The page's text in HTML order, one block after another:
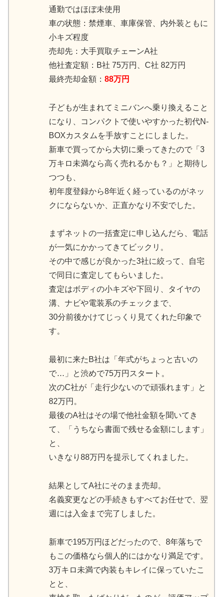
通勤ではほぼ未使用
車の状態：禁煙車、車庫保管、内外装ともに
小キズ程度
売却先：大手買取チェーンA社
他社査定額：B社 75万円、C社 82万円
最終売却金額： 88万円
子どもが生まれてミニバンへ乗り換えること
になり、コンパクトで使いやすかった初代N-
BOXカスタムを手放すことにしました。
新車で買ってから大切に乗ってきたので「3
万キロ未満なら高く売れるかも？」と期待し
つつも、
初年度登録から8年近く経っているのがネッ
クにならないか、正直かなり不安でした。
まずネットの一括査定に申し込んだら、電話
が一気にかかってきてビックリ。
その中で感じが良かった3社に絞って、自宅
で同日に査定してもらいました。
査定はボディの小キズや下回り、タイヤの
溝、ナビや電装系のチェックまで、
30分前後かけてじっくり見てくれた印象で
す。
最初に来たB社は「年式がちょっと古いの
で…」と渋めで75万円スタート。
次のC社が「走行少ないので頑張れます」と
82万円。
最後のA社はその場で他社金額を聞いてき
て、「うちなら書面で残せる金額にします」
と、
いきなり88万円を提示してくれました。
結果としてA社にそのまま売却。
名義変更などの手続きもすべてお任せで、翌
週には入金まで完了しました。
新車で195万円ほどだったので、8年落ちで
もこの価格なら個人的にはかなり満足です。
3万キロ未満で内装もキレイに保っていたこ
とと、